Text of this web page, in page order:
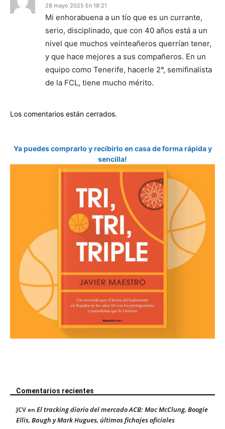
28 mayo 2025 En 18:21
Mi enhorabuena a un tío que es un currante,
serio, disciplinado, que con 40 años está a un
nivel que muchos veinteañeros querrían tener,
y que hace mejores a sus compañeros. En un
equipo como Tenerife, hacerle 2°, semifinalista
de la FCL, tiene mucho mérito.
Los comentarios están cerrados.
Ya puedes comprarlo y recibirlo en casa de forma rápida y
sencilla!
Comentarios recientes
JCVen El tracking diario del mercado ACB: Mac McClung, Boogie
Ellis, Baugh y Mark Hugues, últimos fichajes oficiales